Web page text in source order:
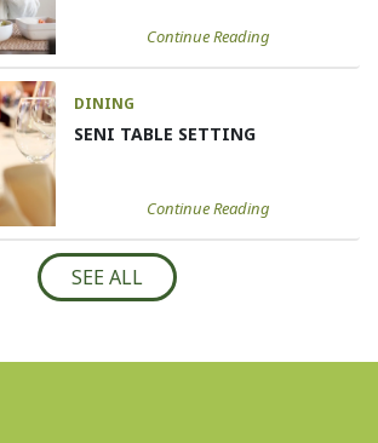
Continue Reading
DINING
SENI TABLE SETTING
Continue Reading
SEE ALL